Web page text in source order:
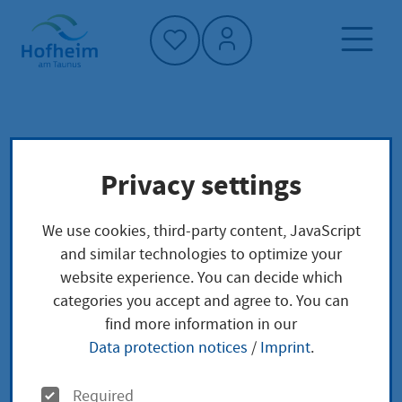
Home"
Aktuelles aus Hofheim
Kammerkonzert an
der Bergkapelle
Wednesday, 11.06.2025
Privacy settings
We use cookies, third-party content, JavaScript
and similar technologies to optimize your
website experience. You can decide which
categories you accept and agree to. You can
find more information in our
Data protection notices / Imprint.
O
Required